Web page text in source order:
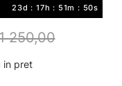
23d : 17h : 51m : 49s
250,00
in pret